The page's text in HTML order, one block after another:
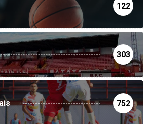
122
303
752